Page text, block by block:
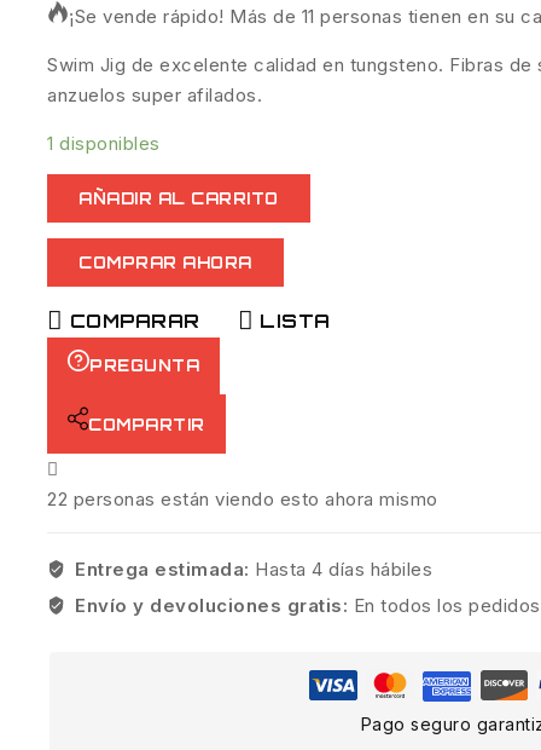
¡Se vende rápido! Más de 11 personas tienen en su
Swim Jig de excelente calidad en tungsteno. Fibras
anzuelos super afilados.
1 disponibles
AÑADIR AL CARRITO
COMPRAR AHORA
COMPARAR LISTA
PREGUNTA
COMPARTIR
22 personas están viendo esto ahora mismo
Entrega estimada: Hasta 4 días hábiles
Envío y devoluciones gratis: En todos los
Pago seguro